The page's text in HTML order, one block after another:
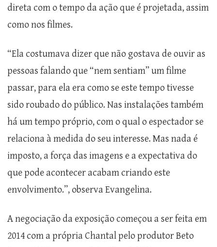
direta com o tempo da ação que é projetada, assim
como nos filmes.
“Ela costumava dizer que não gostava de ouvir as
pessoas falando que “nem sentiam” um filme
passar, para ela era como se este tempo tivesse
sido roubado do público. Nas instalações também
há um tempo próprio, com o qual o espectador se
relaciona à medida do seu interesse. Mas nada é
imposto, a força das imagens e a expectativa do
que pode acontecer acabam criando este
envolvimento.”, observa Evangelina.
A negociação da exposição começou a ser feita em
2014 com a própria Chantal pelo produtor Beto